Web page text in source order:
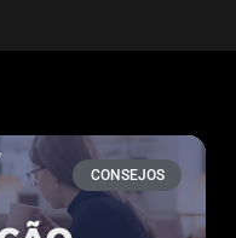
CONSEJOS